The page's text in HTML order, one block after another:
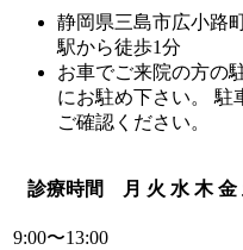
静岡県三島市広小路
駅から徒歩1分
お車でご来院の方の
にお駐め下さい。 駐
ご確認ください。
診療時間 月 火 水 木 金
9:00〜13:00